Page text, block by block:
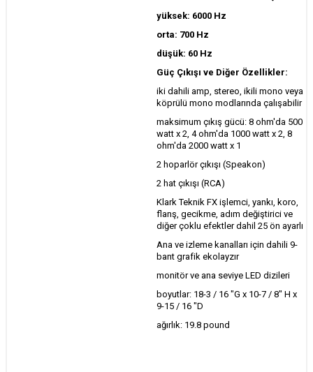
yüksek: 6000 Hz
orta: 700 Hz
düşük: 60 Hz
Güç Çıkışı ve Diğer Özellikler:
iki dahili amp, stereo, ikili mono veya
köprülü mono modlarında çalışabilir
maksimum çıkış gücü: 8 ohm'da 500
watt x 2, 4 ohm'da 1000 watt x 2, 8
ohm'da 2000 watt x 1
2 hoparlör çıkışı (Speakon)
2 hat çıkışı (RCA)
Klark Teknik FX işlemci, yankı, koro,
flanş, gecikme, adım değiştirici ve
diğer çoklu efektler dahil 25 ön ayarlı
Ana ve izleme kanalları için dahili 9-
bant grafik ekolayzır
monitör ve ana seviye LED dizileri
boyutlar: 18-3 / 16 "G x 10-7 / 8" H x
9-15 / 16 "D
ağırlık: 19.8 pound